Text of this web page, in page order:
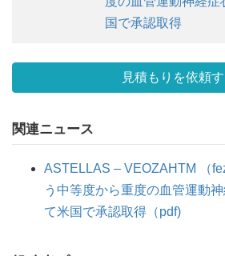
国で承認取得
見積もりを依頼
関連ニュース
ASTELLAS – VEOZAHTM （
う中等度から重度の血管運動
て米国で承認取得（pdf)